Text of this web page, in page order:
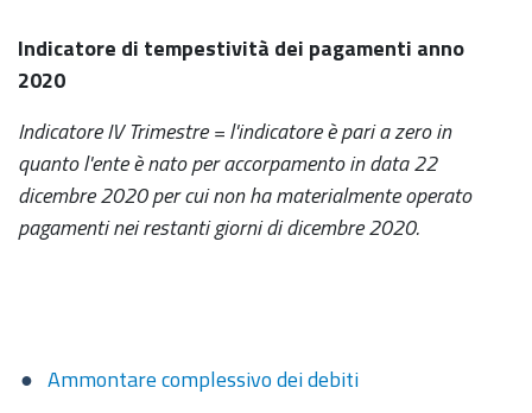
Indicatore di tempestività dei pagamenti anno
2020
Indicatore IV Trimestre = l'indicatore è pari a zero in
quanto l'ente è nato per accorpamento in data 22
dicembre 2020 per cui non ha materialmente operato
pagamenti nei restanti giorni di dicembre 2020.
Ammontare complessivo dei debiti